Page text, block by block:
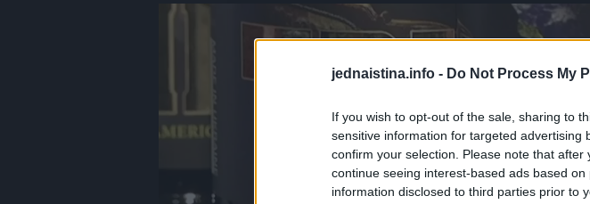
jednaistina.info - Do Not Process My
If you wish to opt-out of the sale, sharing to
sensitive information for targeted advertising
confirm your selection. Please note that
continue seeing interest-based ads based
information disclosed to third parties prior to